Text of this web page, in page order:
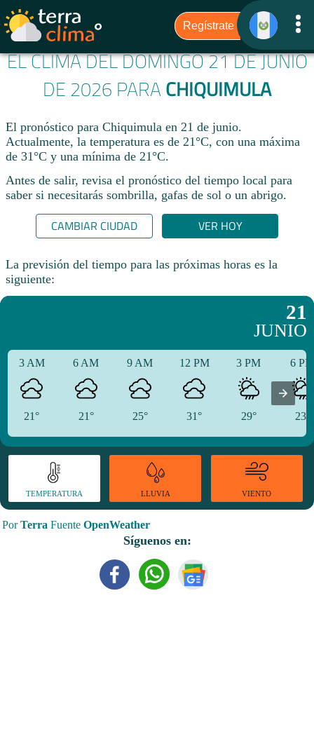
EL CLIMA DEL DOMINGO 21 DE JUNIO
DE 2026 PARA CHIQUIMULA
El pronóstico para Chiquimula en 21 de junio.
Actualmente, la temperatura es de 21°C, con una máxima
de 31°C y una mínima de 21°C.
Antes de salir, revisa el pronóstico del tiempo local para
saber si necesitarás sombrilla, gafas de sol o un abrigo.
CAMBIAR CIUDAD VER HOY
La previsión del tiempo para las próximas horas es la
siguiente:
21
JUNIO
3 AM
21°
6 AM
21°
9 AM
25°
12 PM
31°
3 PM
29°
6
23°
TEMPERATURA LLUVIA VIENTO
PorTerra Fuente OpenWeather
Síguenos en: